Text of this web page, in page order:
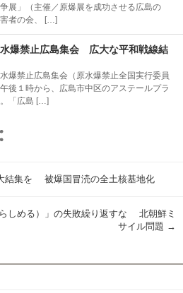
展」（主催／原爆展を成功させる広島の
者の会、 […]
水爆禁止広島集会 広大な平和戦線結
爆禁止広島集会（原水爆禁止全国実行委員
後１時から、広島市中区のアステールプラ
「広島 […]
結集を 被爆国冒涜の全土核基地化
しめる）」の失敗繰り返すな 北朝鮮ミ
サイル問題 →